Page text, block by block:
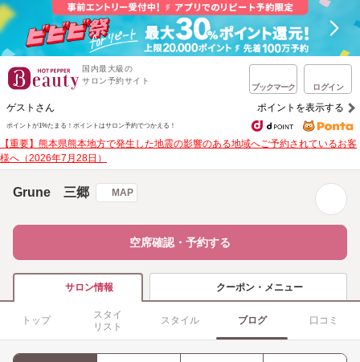
国内最大級の
サロン予約サイト
ブックマーク ログイン
ゲストさん ポイントを表示する
ポイントが1%たまる！ ポイントはサロン予約でつかえる！
【重要】熊本県熊本地方で発生した地震の影響のある地域へご予約されているお客
様へ（2026年7月28日）
Grune 三郷 MAP
空席確認・予約する
サロン情報 クーポン・メニュー
トップ
スタイ
リスト
スタイル ブログ 口コミ